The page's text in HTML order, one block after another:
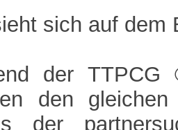
sich auf dem
der TTPCG
den
der